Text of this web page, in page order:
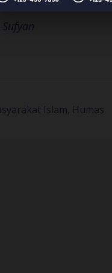
Islam, Humas